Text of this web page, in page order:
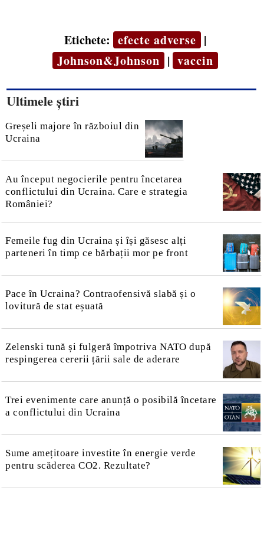
Etichete: efecte adverse |
Johnson&Johnson | vaccin
Ultimele știri
Greșeli majore în războiul din
Ucraina
Au început negocierile pentru încetarea
conflictului din Ucraina. Care e strategia
României?
Femeile fug din Ucraina și își găsesc alți
parteneri în timp ce bărbații mor pe front
Pace în Ucraina? Contraofensivă slabă și o
lovitură de stat eșuată
Zelenski tună și fulgeră împotriva NATO după
respingerea cererii țării sale de aderare
Trei evenimente care anunță o posibilă încetare
a conflictului din Ucraina
Sume amețitoare investite în energie verde
pentru scăderea CO2. Rezultate?